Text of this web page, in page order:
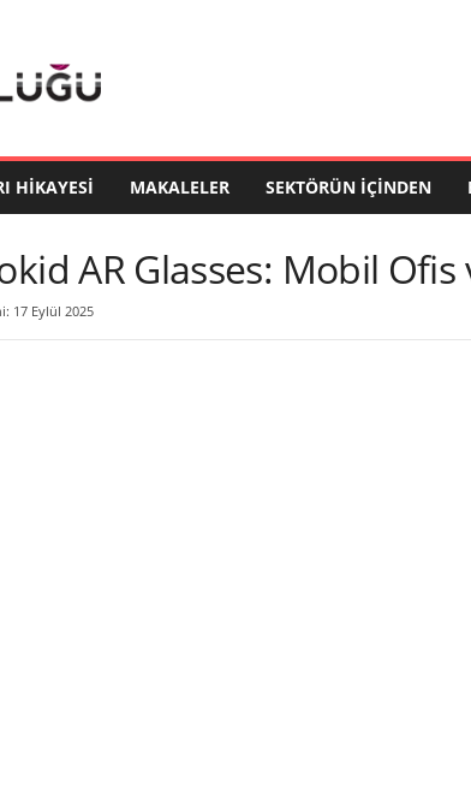
HIKAYESI MAKALELER SEKTÖRÜN İÇINDEN
AR Glasses: Mobil
17 Eylül 2025